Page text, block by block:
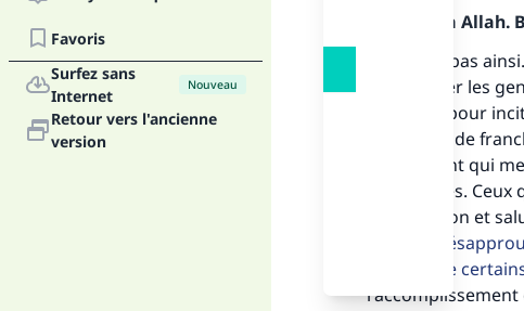
Favoris
Surfez sans
Internet
Nouveau
Retour vers l'ancienne
version
Louange à
Il n'en est pas
encourager les
de l'enfer pour
empêcher de
toutcroyant qui
de comptes.
(Bénédiction et
moyens
augure (de
"Celui